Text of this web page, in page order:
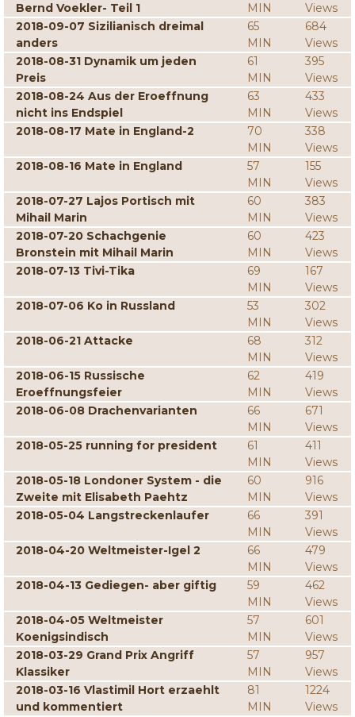
Bernd Voekler- Teil 1
MIN
Views
2018-09-07 Sizilianisch dreimal
anders
65
MIN
684
Views
2018-08-31 Dynamik um jeden
Preis
61
MIN
395
Views
2018-08-24 Aus der Eroeffnung
nicht ins Endspiel
63
MIN
433
Views
2018-08-17 Mate in England-2
70
MIN
338
Views
2018-08-16 Mate in England
57
MIN
155
Views
2018-07-27 Lajos Portisch mit
Mihail Marin
60
MIN
383
Views
2018-07-20 Schachgenie
Bronstein mit Mihail Marin
60
MIN
423
Views
2018-07-13 Tivi-Tika
69
MIN
167
Views
2018-07-06 Ko in Russland
53
MIN
302
Views
2018-06-21 Attacke
68
MIN
312
Views
2018-06-15 Russische
Eroeffnungsfeier
62
MIN
419
Views
2018-06-08 Drachenvarianten
66
MIN
671
Views
2018-05-25 running for president
61
MIN
411
Views
2018-05-18 Londoner System - die
Zweite mit Elisabeth Paehtz
60
MIN
916
Views
2018-05-04 Langstreckenlaufer
66
MIN
391
Views
2018-04-20 Weltmeister-Igel 2
66
MIN
479
Views
2018-04-13 Gediegen- aber giftig
59
MIN
462
Views
2018-04-05 Weltmeister
Koenigsindisch
57
MIN
601
Views
2018-03-29 Grand Prix Angriff
Klassiker
57
MIN
957
Views
2018-03-16 Vlastimil Hort erzaehlt
und kommentiert
81
MIN
1224
Views